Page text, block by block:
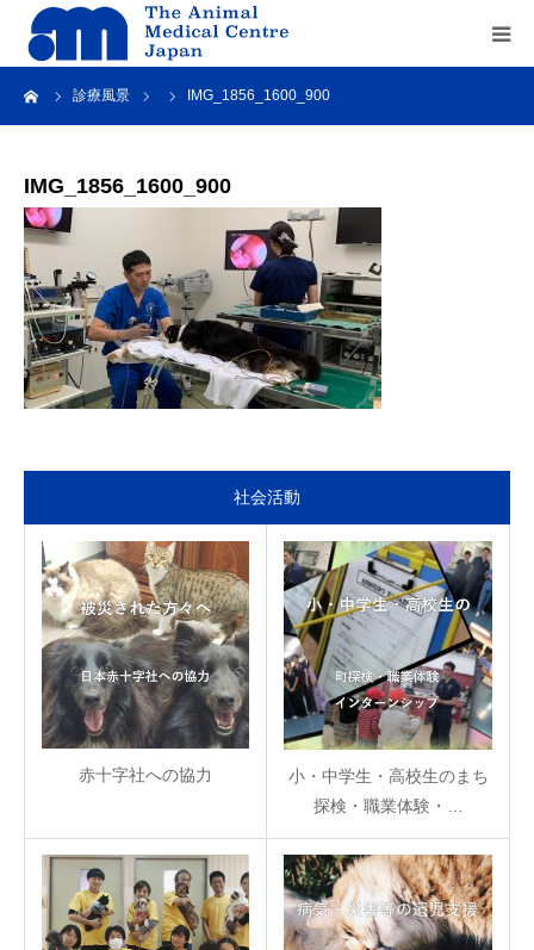
診療風景 IMG_1856_1600_900
IMG_1856_1600_900
社会活動
赤十字社への協力
小・中学生・高校生のまち
探検・職業体験・…
Home
recruit
contact us